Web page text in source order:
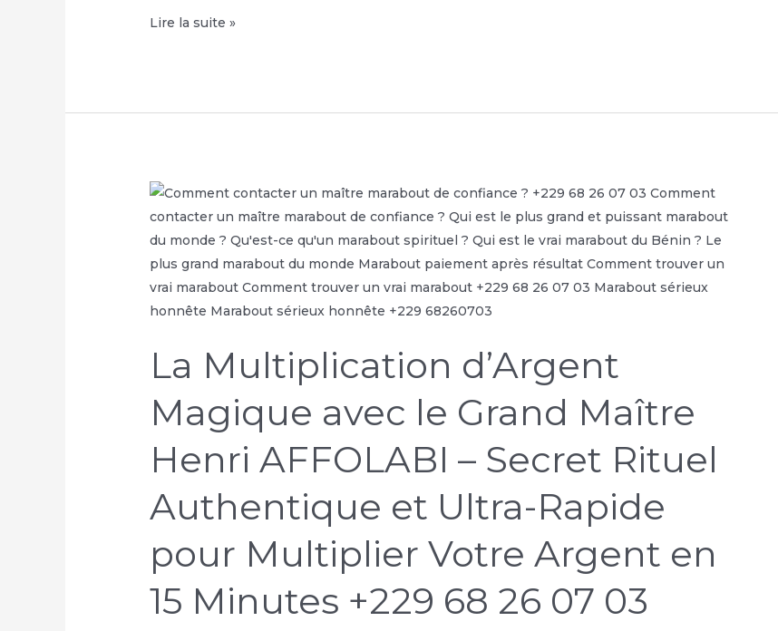
Comment
portefeuille
WhatsApp
:
+229
68
26
07
Lire la suite »
La Multiplication d’Argent
Magique avec le Grand Maître
Henri AFFOLABI – Secret Rituel
Authentique et Ultra-Rapide
pour Multiplier Votre Argent en
15 Minutes +229 68 26 07 03